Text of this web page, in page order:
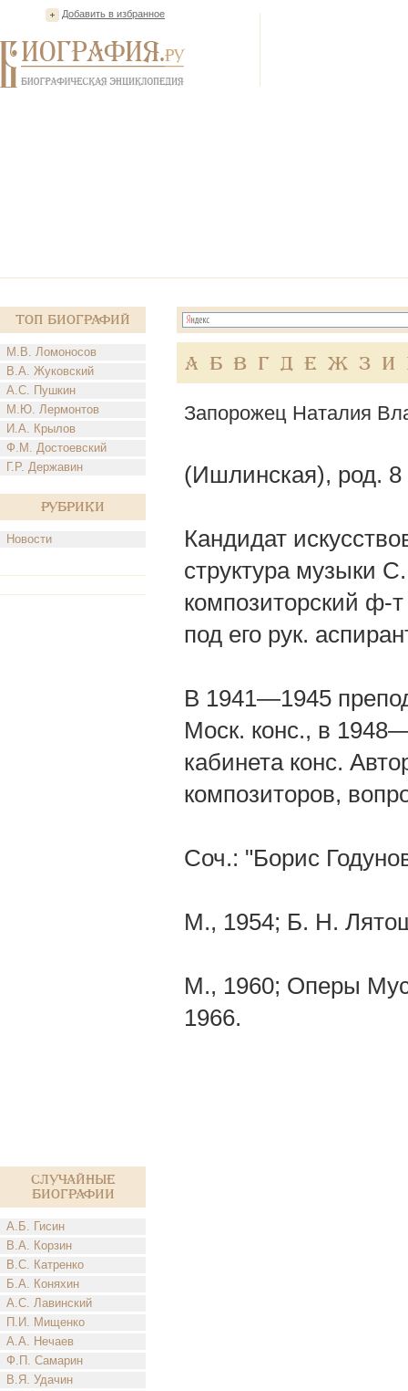
Добавить в избранное
Топ Биографий
М.В. Ломоносов
В.А. Жуковский
А.С. Пушкин
М.Ю. Лермонтов
И.А. Крылов
Ф.М. Достоевский
Г.Р. Державин
Рубрики
Новости
Случайные
биографии
А.Б. Гисин
В.А. Корзин
В.С. Катренко
Б.А. Коняхин
А.С. Лавинский
П.И. Мищенко
А.А. Нечаев
Ф.П. Самарин
В.Я. Удачин
А Б В Г Д Е Ж З И
Запорожец Наталия
(Ишлинская), род. 8
Кандидат
структура музыки
композиторский ф-
под его рук.
В 1941—1945
Моск. конс., в
кабинета конс.
композиторов,
Соч.: "Борис
М., 1954; Б. Н.
М., 1960; Оперы
1966.